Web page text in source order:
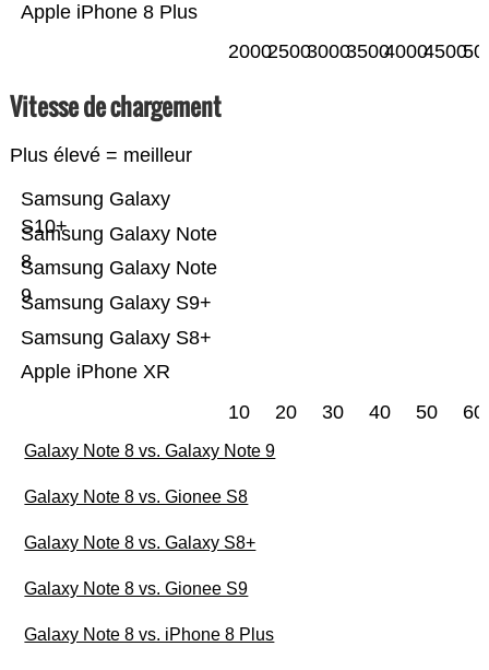
Apple iPhone 8 Plus
200025003000350040004500
Vitesse de chargement
Plus élevé = meilleur
Apple iPhone XR
Samsung Galaxy S8+
Samsung Galaxy S9+
Samsung Galaxy Note
9
Samsung Galaxy Note
8
Samsung Galaxy
S10+
10 20 30 40 50 60
Galaxy Note 8 vs. Galaxy Note 9
Galaxy Note 8 vs. Gionee S8
Galaxy Note 8 vs. Galaxy S8+
Galaxy Note 8 vs. Gionee S9
Galaxy Note 8 vs. iPhone 8 Plus